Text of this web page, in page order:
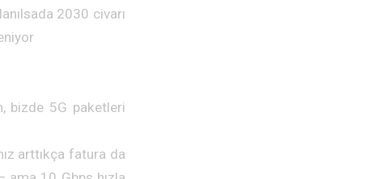
2030 civarı
bizde 5G paketleri
arttıkça fatura da